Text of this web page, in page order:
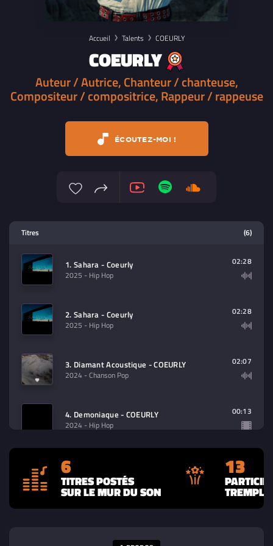
Accueil Talents COEURLY
COEURLY
Auteur / Autrice, Chanteur / chanteuse,
Compositeur / compositrice, Rappeur / rappeuse
ÉCOUTEZ-MOI !
contenu à lire (audio/video)
Titres (6)
1. Sahara - Coeurly
2025 - Hip Hop
02:28
2. Sahara - Coeurly
2025 - Hip Hop
02:28
3. Diamant Acoustique - COEURLY
2024 - Chanson Pop
02:07
4. Demoniaque - COEURLY
2024 - Hip Hop
00:13
5. Alaska - COEURLY
2024 - Pop
02:09
03:11
6
TITRES POSTÉS
SUR LE MUR DU SON
13